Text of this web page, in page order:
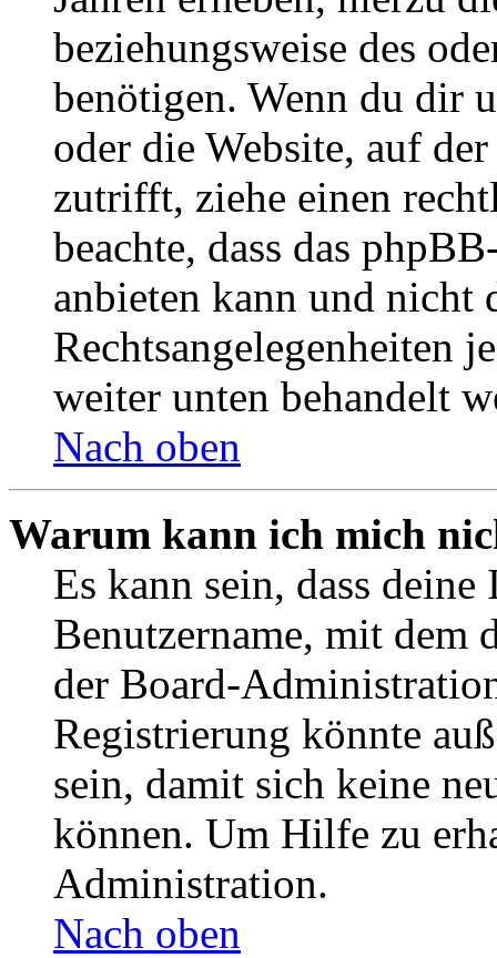
beziehungsweise des
benötigen. Wenn du dir
oder die Website, auf
zutrifft, ziehe einen
beachte, dass das
anbieten kann und nicht
Rechtsangelegenheiten
weiter unten behandelt
Nach oben
Warum kann ich mich
Es kann sein, dass
Benutzername, mit dem
der Board-
Registrierung könnte
sein, damit sich keine
können. Um Hilfe zu
Administration.
Nach oben